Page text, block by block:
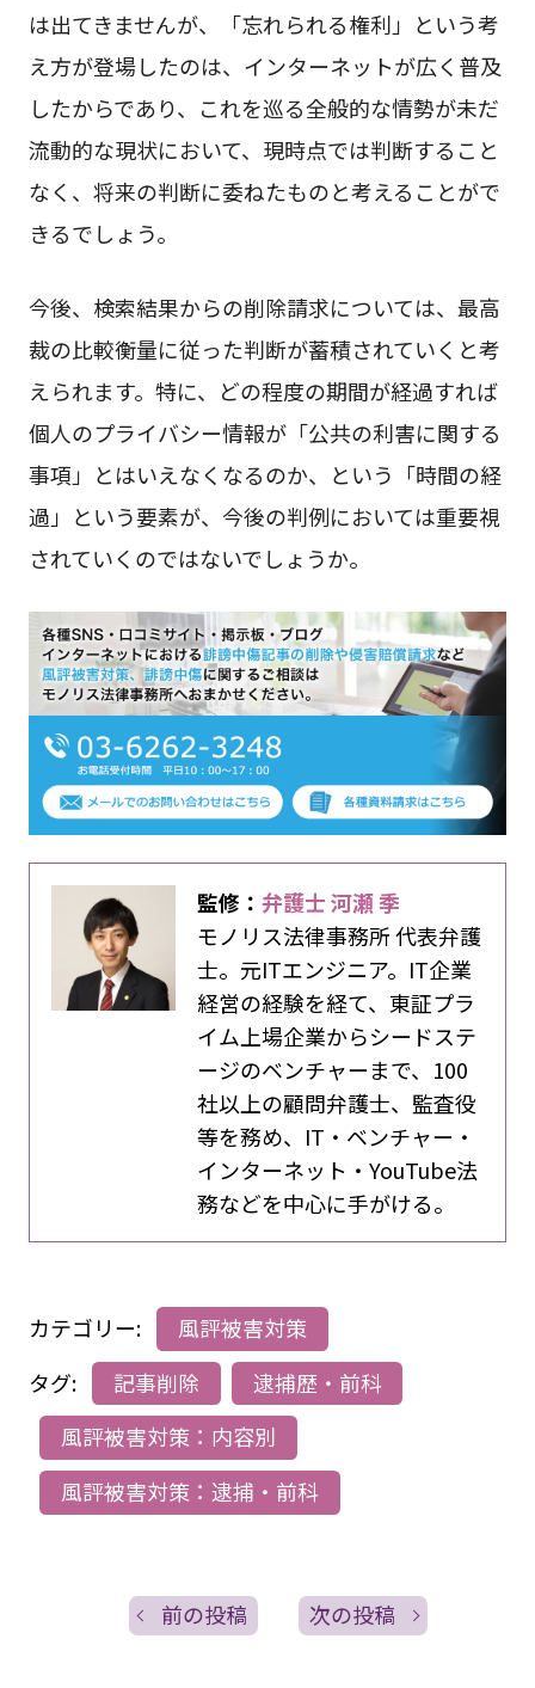
は出てきませんが、「忘れられる権利」という考
え方が登場したのは、インターネットが広く普及
したからであり、これを巡る全般的な情勢が未だ
流動的な現状において、現時点では判断すること
なく、将来の判断に委ねたものと考えることがで
きるでしょう。
今後、検索結果からの削除請求については、最高
裁の比較衡量に従った判断が蓄積されていくと考
えられます。特に、どの程度の期間が経過すれば
個人のプライバシー情報が「公共の利害に関する
事項」とはいえなくなるのか、という「時間の経
過」という要素が、今後の判例においては重要視
されていくのではないでしょうか。
監修：弁護士 河瀬 季
モノリス法律事務所 代表弁護
士。元ITエンジニア。IT企業
経営の経験を経て、東証プラ
イム上場企業からシードステ
ージのベンチャーまで、100
社以上の顧問弁護士、監査役
等を務め、IT・ベンチャー・
インターネット・YouTube法
務などを中心に手がける。
カテゴリー:
風評被害対策
タグ:
記事削除
逮捕歴・前科
風評被害対策：内容別
風評被害対策：逮捕・前科
前の投稿 次の投稿